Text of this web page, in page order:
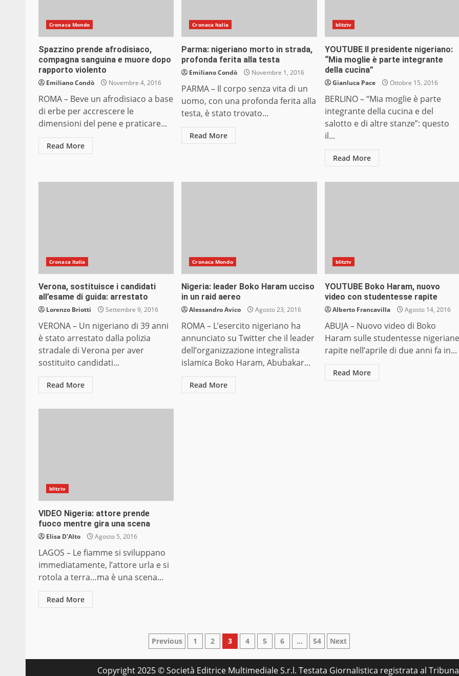
Cronaca Mondo
Spazzino prende afrodisiaco,
compagna sanguina e muore dopo
rapporto violento
Emiliano Condò Novembre 4, 2016
ROMA – Beve un afrodisiaco a base
di erbe per accrescere le
dimensioni del pene e praticare...
Read More
Cronaca Italia
Parma: nigeriano morto in strada,
profonda ferita alla testa
Emiliano Condò Novembre 1, 2016
PARMA – Il corpo senza vita di un
uomo, con una profonda ferita alla
testa, è stato trovato...
Read More
blitztv
YOUTUBE Il presidente nigeriano:
“Mia moglie è parte integrante
della cucina”
Gianluca Pace Ottobre 15, 2016
BERLINO – “Mia moglie è parte
integrante della cucina e del
salotto e di altre stanze”: questo
il...
Read More
Cronaca Italia
Verona, sostituisce i candidati
all’esame di guida: arrestato
Lorenzo Briotti Settembre 9, 2016
VERONA – Un nigeriano di 39 anni
è stato arrestato dalla polizia
stradale di Verona per aver
sostituito candidati...
Read More
Cronaca Mondo
Nigeria: leader Boko Haram ucciso
in un raid aereo
Alessandro Avico Agosto 23, 2016
ROMA – L’esercito nigeriano ha
annunciato su Twitter che il leader
dell’organizzazione integralista
islamica Boko Haram, Abubakar...
Read More
blitztv
YOUTUBE Boko Haram, nuovo
video con studentesse rapite
Alberto Francavilla Agosto 14, 2016
ABUJA – Nuovo video di Boko
Haram sulle studentesse nigeriane
rapite nell’aprile di due anni fa in...
Read More
blitztv
VIDEO Nigeria: attore prende
fuoco mentre gira una scena
Elisa D'Alto Agosto 5, 2016
LAGOS – Le fiamme si sviluppano
immediatamente, l’attore urla e si
rotola a terra…ma è una scena...
Read More
Paginazione
degli
Previous 1 2 3 4 5 6 … 54 Next
Copyright 2025 © Società Editrice Multimediale S.r.l. Testata Giornalistica registrata al